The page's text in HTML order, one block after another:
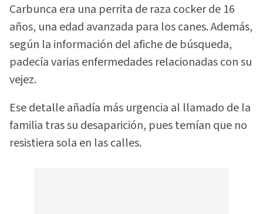
Carbunca era una perrita de raza cocker de 16
años, una edad avanzada para los canes. Además,
según la información del afiche de búsqueda,
padecía varias enfermedades relacionadas con su
vejez.
Ese detalle añadía más urgencia al llamado de la
familia tras su desaparición, pues temían que no
resistiera sola en las calles.